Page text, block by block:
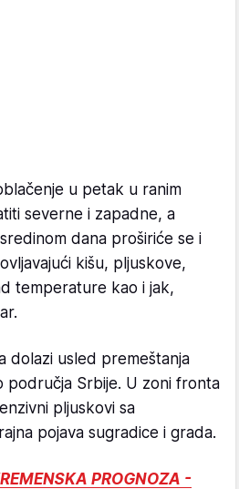
u petak u ranim
severne i zapadne, a
dana proširiće se i
kišu, pljuskove,
temperature kao i jak,
dolazi usled premeštanja
Srbije. U zoni fronta
pljuskovi sa
pojava sugradice i grada.
PROGNOZA -